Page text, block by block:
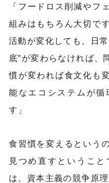
「フードロス削減やフ
組みはもちろん大切で
活動が変化しても、日
底”が変わらなければ、
慣が変われば食文化も
能なエコシステムが循
す」
食習慣を変えるという
見つめ直すということ
は、資本主義の競争原